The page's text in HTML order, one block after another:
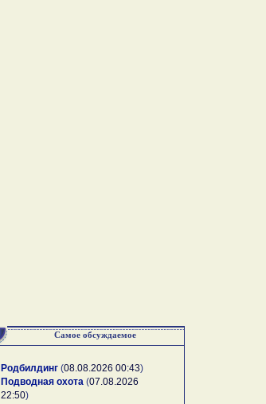
Самое обсуждаемое
Родбилдинг(08.08.2026 00:43)
Подводная охота(07.08.2026
22:50)